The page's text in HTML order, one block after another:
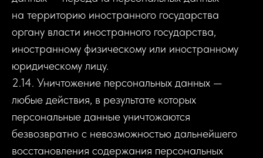
на территорию иностранного государства
органу власти иностранного государства,
иностранному физическому или иностранному
юридическому лицу.
2.14. Уничтожение персональных данных —
любые действия, в результате которых
персональные данные уничтожаются
безвозвратно с невозможностью дальнейшего
восстановления содержания персональных